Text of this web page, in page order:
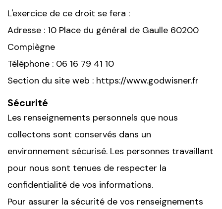
L'exercice de ce droit se fera :
Adresse : 10 Place du général de Gaulle 60200
Compiègne
Téléphone : 06 16 79 41 10
Section du site web : https://www.godwisner.fr
Sécurité
Les renseignements personnels que nous
collectons sont conservés dans un
environnement sécurisé. Les personnes travaillant
pour nous sont tenues de respecter la
confidentialité de vos informations.
Pour assurer la sécurité de vos renseignements